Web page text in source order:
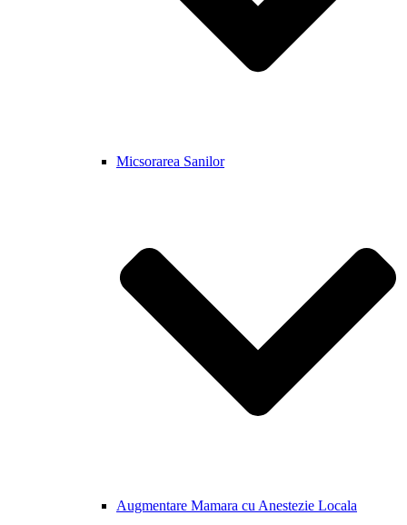
Micsorarea Sanilor
Augmentare Mamara cu Anestezie Locala